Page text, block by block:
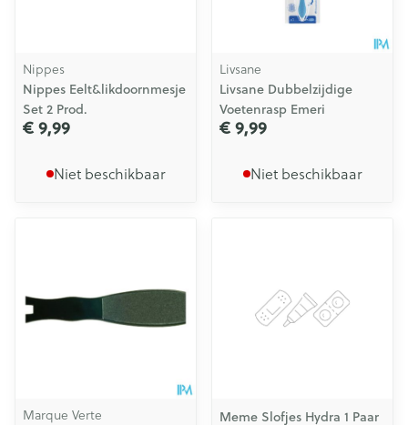
Nippes
Nippes Eelt&likdoornmesje
Set 2 Prod.
€ 9,99
Niet beschikbaar
Livsane
Livsane Dubbelzijdige
Voetenrasp Emeri
€ 9,99
Niet beschikbaar
Marque Verte
Meme Slofjes Hydra 1 Paar